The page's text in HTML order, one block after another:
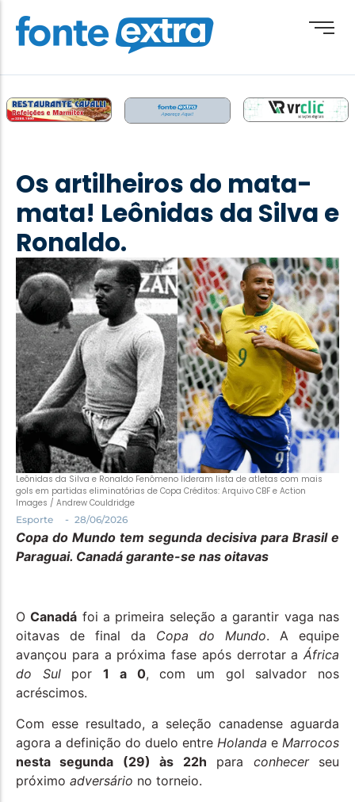
Destaque
Esporte
Geral
Obituário
Paraguai
Paraná
Política
Santa Helena e Região
Saúde e Bem-Estar
Os artilheiros do mata-
mata! Leônidas da Silva e
Ronaldo.
Leônidas da Silva e Ronaldo Fenômeno lideram lista de atletas com mais
gols em partidas eliminatórias de Copa Créditos: Arquivo CBF e Action
Images / Andrew Couldridge
Esporte
- 28/06/2026
Copa do Mundo tem segunda decisiva para Brasil e
Paraguai. Canadá garante-se nas oitavas
OCanadá foi a primeira seleção a garantir vaga nas
oitavas de final da Copa do Mundo. A equipe
avançou para a próxima fase após derrotar a África
do Sulpor1 a 0, com um gol salvador nos
acréscimos.
Com esse resultado, a seleção canadense aguarda
agora a definição do duelo entre Holanda e Marrocos
nesta segunda (29) às 22h para conhecerseu
próximo adversário no torneio.